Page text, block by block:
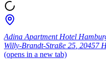
Adina Apartment Hotel
Willy-Brandt-Straße 25 20457
(opens in a new tab)